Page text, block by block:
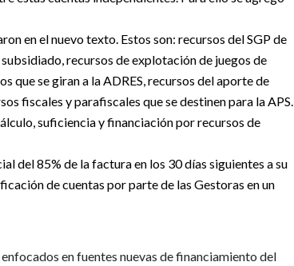
en el nuevo texto. Estos son: recursos del SGP de
recursos de explotación de juegos de
que se giran a la ADRES, recursos del aporte de
fiscales y parafiscales que se destinen para la APS.
suficiencia y financiación por recursos de
del 85% de la factura en los 30 días siguientes a su
de cuentas por parte de las Gestoras en un
en fuentes nuevas de financiamiento del